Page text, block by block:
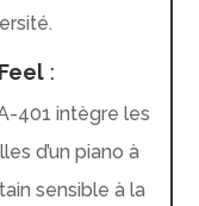
:
401 intègre les
d’un piano à
sensible à la